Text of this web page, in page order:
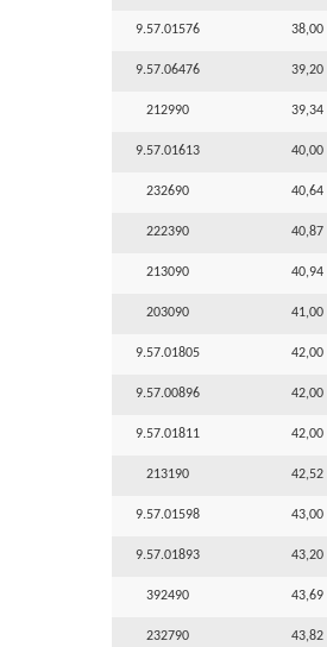
9.57.01576 38,00
9.57.06476 39,20
212990 39,34
9.57.01613 40,00
232690 40,64
222390 40,87
213090 40,94
203090 41,00
9.57.01805 42,00
9.57.00896 42,00
9.57.01811 42,00
213190 42,52
9.57.01598 43,00
9.57.01893 43,20
392490 43,69
232790 43,82